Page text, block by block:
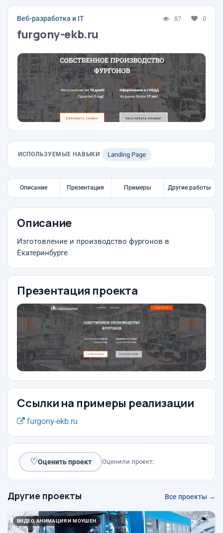
Веб-разработка и IT 87 0
furgony-ekb.ru
ИСПОЛЬЗУЕМЫЕ НАВЫКИ Landing Page
Описание Презентация Примеры Другие работы
Описание
Изготовление и производство фургонов в
Екатеринбурге
Презентация проекта
Ссылки на примеры реализации
furgony-ekb.ru
♡Оценить проект Оценили проект:
Другие проекты Все проекты →
ВИДЕО, АНИМАЦИЯ И МОУШЕН